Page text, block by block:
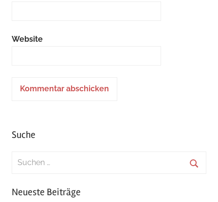
Website
Suche
Suchen
Neueste Beiträge